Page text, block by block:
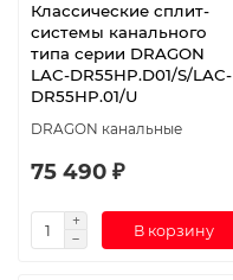
Классические сплит-
системы канального
типа серии DRAGON
LAC-DR55HP.D01/S/LAC-
DR55HP.01/U
DRAGON канальные
75 490 ₽
В корзину